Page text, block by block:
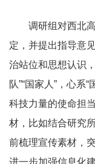
调研组对西北高
定，并提出指导意
治站位和思想认识
队”“国家人”，心系
科技力量的使命担
材，比如结合研究
前梳理宣传素材，
进一步加强信息化